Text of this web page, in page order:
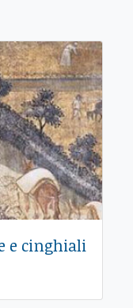
e cinghiali